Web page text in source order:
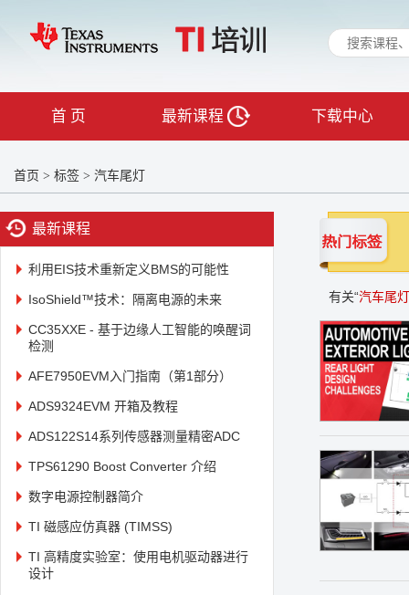
首 页 最新课程 下载中心
首页 > 标签 > 汽车尾灯
最新课程
利用EIS技术重新定义BMS的可能性
IsoShield™技术：隔离电源的未来
CC35XXE - 基于边缘人工智能的唤醒词
检测
AFE7950EVM入门指南（第1部分）
ADS9324EVM 开箱及教程
ADS122S14系列传感器测量精密ADC
TPS61290 Boost Converter 介绍
数字电源控制器简介
TI 磁感应仿真器 (TIMSS)
TI 高精度实验室：使用电机驱动器进行
设计
有关“汽车尾灯